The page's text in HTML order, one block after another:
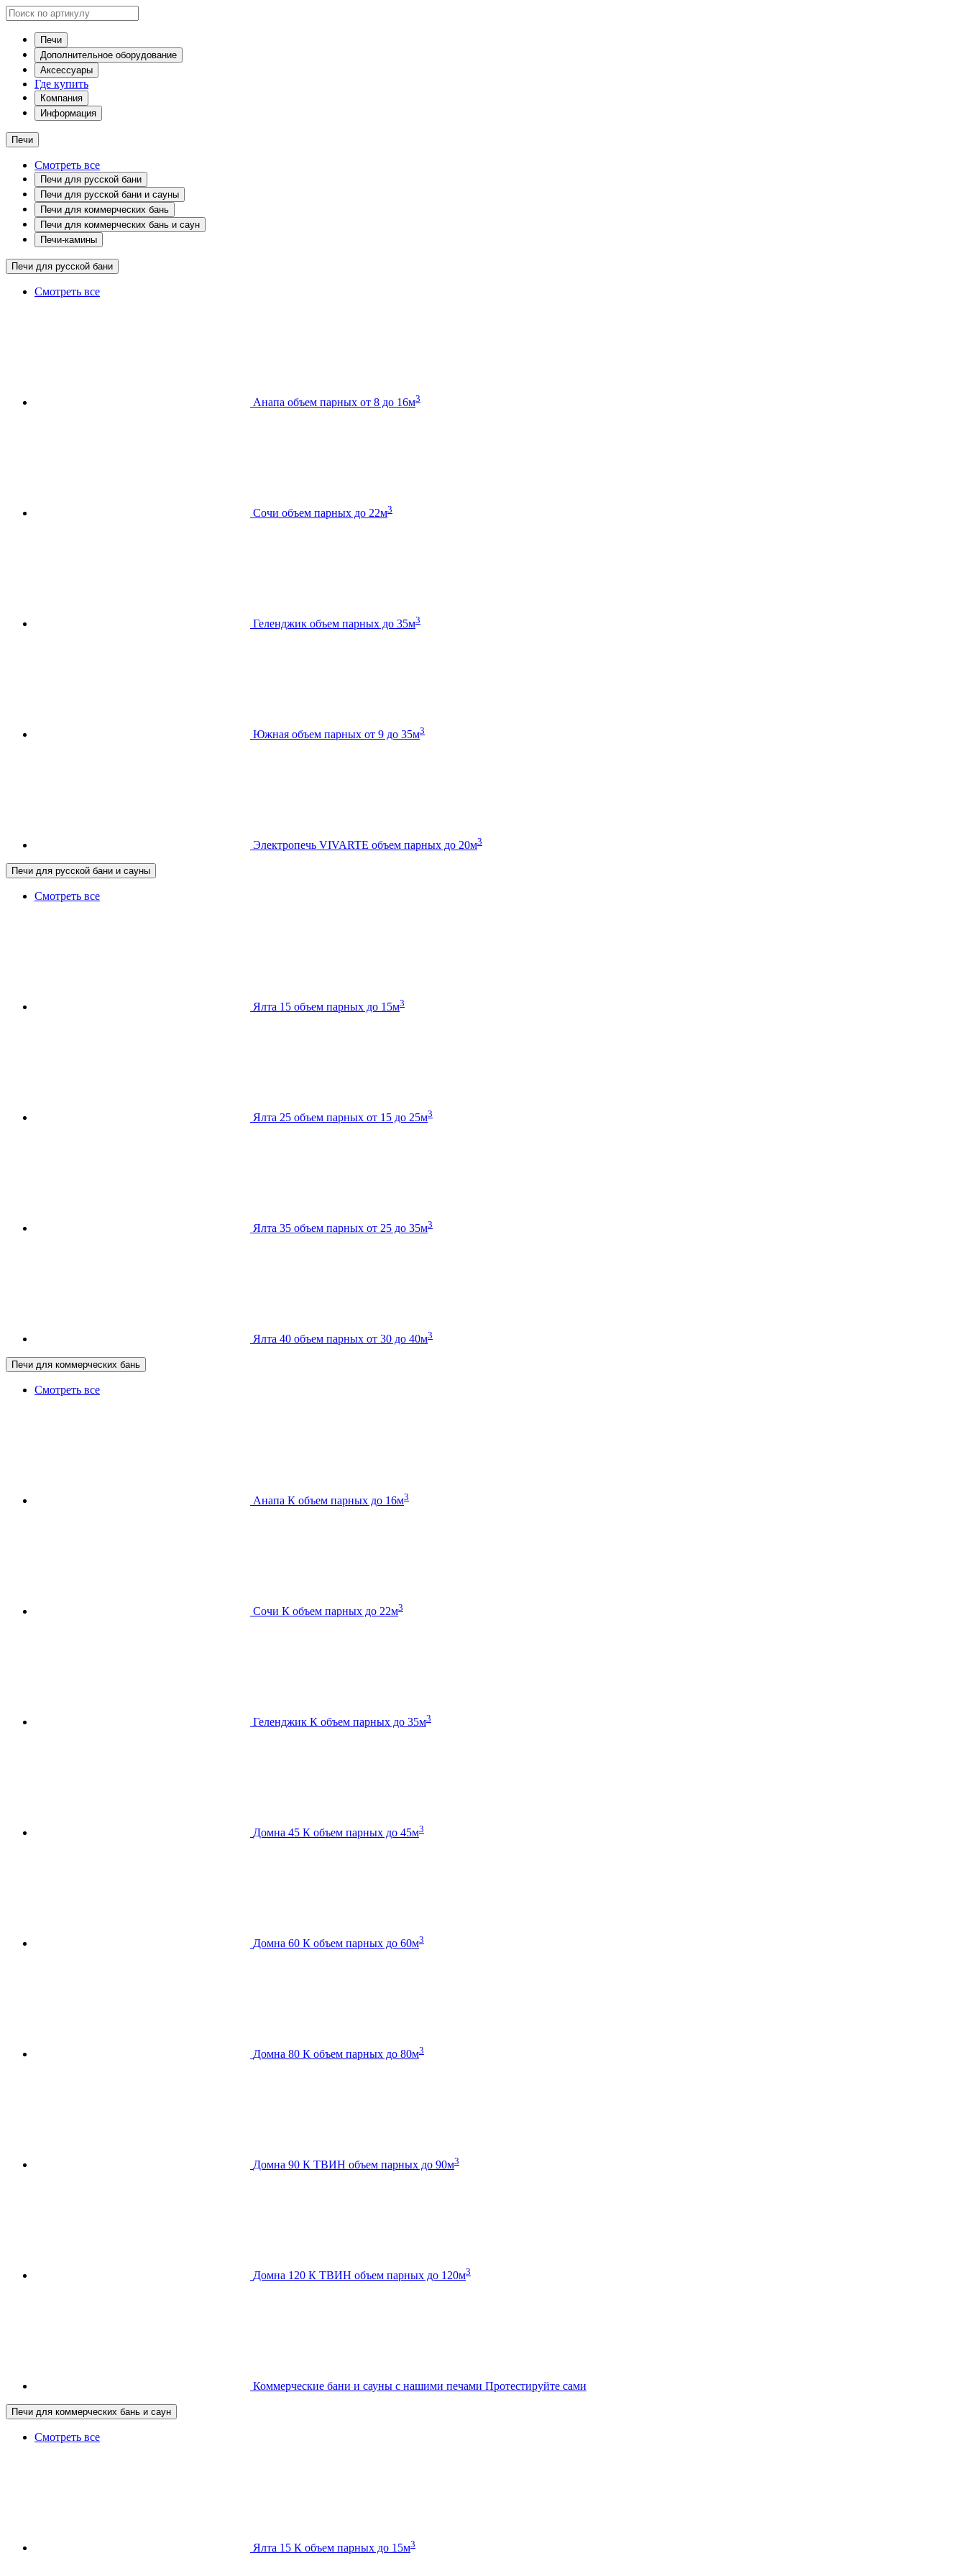
Печи
Дополнительное оборудование
Аксессуары
Где купить
Компания
Информация
Печи
Смотреть все
Печи для русской бани
Печи для русской бани и сауны
Печи для коммерческих бань
Печи для коммерческих бань и саун
Печи-камины
Печи для русской бани
Смотреть все
Анапа объем парных от 8 до 16м3
Сочи объем парных до 22м3
Геленджик объем парных до 35м3
Южная объем парных от 9 до 35м3
Электропечь VIVARTE объем парных до 20м3
Печи для русской бани и сауны
Смотреть все
Ялта 15 объем парных до 15м3
Ялта 25 объем парных от 15 до 25м3
Ялта 35 объем парных от 25 до 35м3
Ялта 40 объем парных от 30 до 40м3
Печи для коммерческих бань
Смотреть все
Анапа К объем парных до 16м3
Сочи К объем парных до 22м3
Геленджик К объем парных до 35м3
Домна 45 К объем парных до 45м3
Домна 60 К объем парных до 60м3
Домна 80 К объем парных до 80м3
Домна 90 К ТВИН объем парных до 90м3
Домна 120 К ТВИН объем парных до 120м3
Коммерческие бани и сауны с нашими печами Протестируйте сами
Печи для коммерческих бань и саун
Смотреть все
Ялта 15 К объем парных до 15м3